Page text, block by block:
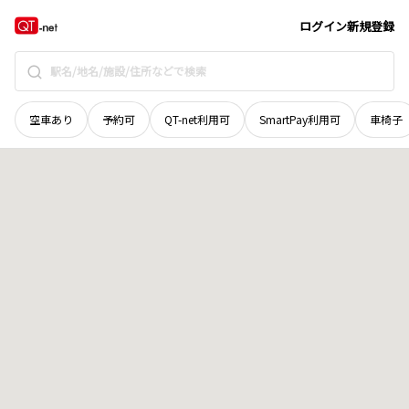
ログイン新規登録
空車あり 予約可 QT-net利用可 SmartPay利用可 車椅子
北海道